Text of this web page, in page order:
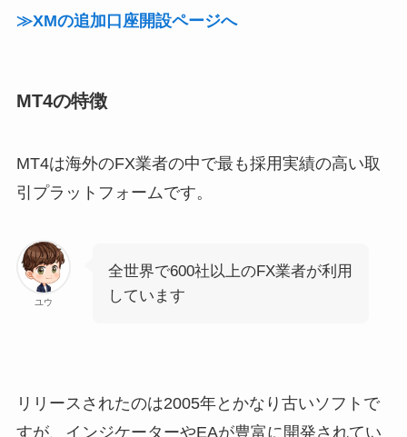
≫XMの追加口座開設ページへ
MT4の特徴
MT4は海外のFX業者の中で最も採用実績の高い取
引プラットフォームです。
ユウ
全世界で600社以上のFX業者が利用
しています
リリースされたのは2005年とかなり古いソフトで
すが、インジケーターやEAが豊富に開発されてい